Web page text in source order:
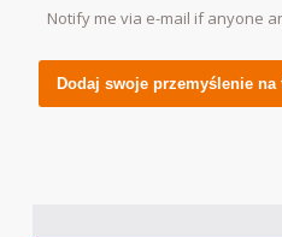
Notify me via e-mail if anyone